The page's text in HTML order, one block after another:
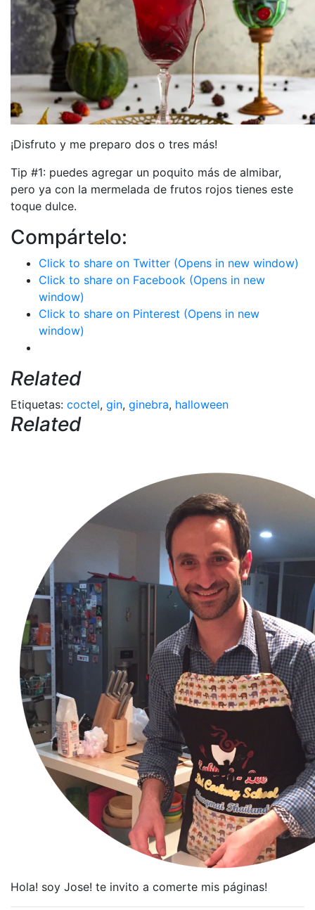
¡Disfruto y me preparo dos o tres más!
Tip #1: puedes agregar un poquito más de almibar,
pero ya con la mermelada de frutos rojos tienes este
toque dulce.
Compártelo:
Click to share on Twitter (Opens in new window)
Click to share on Facebook (Opens in new
window)
Click to share on Pinterest (Opens in new
window)
Related
Etiquetas: coctel, gin, ginebra, halloween
Related
Hola! soy Jose! te invito a comerte mis páginas!